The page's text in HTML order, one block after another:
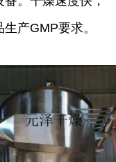
产GMP要求。